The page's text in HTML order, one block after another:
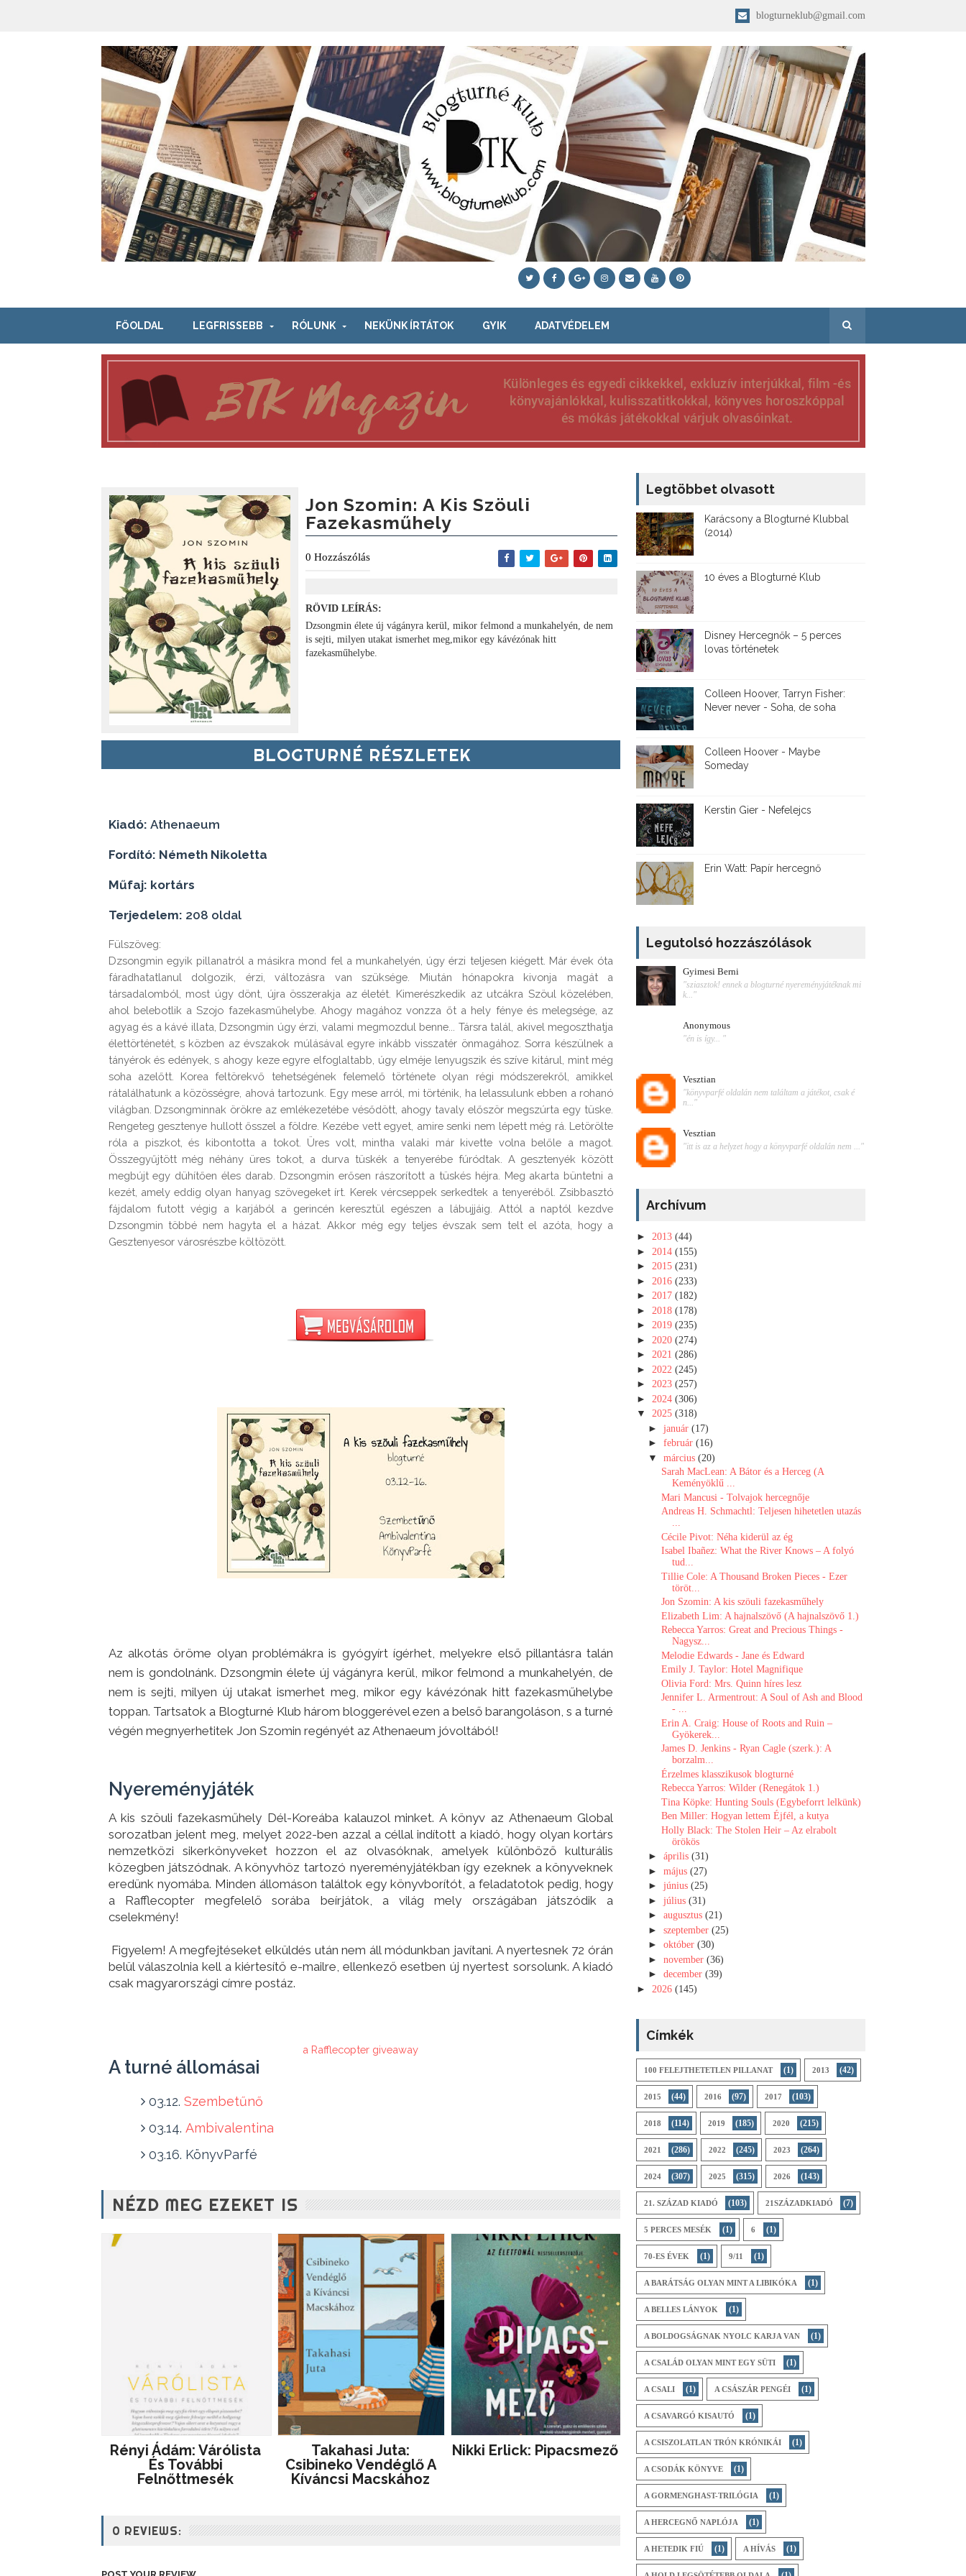
blogturneklub@gmail.com
FŐOLDAL LEGFRISSEBB RÓLUNK NEKÜNK ÍRTÁTOK GYIK ADATVÉDELEM
Jon Szomin: A Kis Szöuli
Fazekasműhely
0 Hozzászólás
RÖVID LEÍRÁS:
Dzsongmin élete új vágányra kerül, mikor felmond a munkahelyén, de nem
is sejti, milyen utakat ismerhet meg,mikor egy kávézónak hitt
fazekasműhelybe.
BLOGTURNÉ RÉSZLETEK
Kiadó: Athenaeum
Fordító: Németh Nikoletta
Műfaj: kortárs
Terjedelem: 208 oldal
Fülszöveg:
Dzsongmin egyik pillanatról a másikra mond fel a munkahelyén, úgy érzi teljesen kiégett. Már évek óta
fáradhatatlanul dolgozik, érzi, változásra van szüksége. Miután hónapokra kivonja magát a
társadalomból, most úgy dönt, újra összerakja az életét. Kimerészkedik az utcákra Szöul közelében,
ahol belebotlik a Szojo fazekasműhelybe. Ahogy magához vonzza őt a hely fénye és melegsége, az
agyag és a kávé illata, Dzsongmin úgy érzi, valami megmozdul benne... Társra talál, akivel megoszthatja
élettörténetét, s közben az évszakok múlásával egyre inkább visszatér önmagához. Sorra készülnek a
tányérok és edények, s ahogy keze egyre elfoglaltabb, úgy elméje lenyugszik és szíve kitárul, mint még
soha azelőtt. Korea feltörekvő tehetségének felemelő története olyan régi módszerekről, amikkel
rátalálhatunk a közösségre, ahová tartozunk. Egy mese arról, mi történik, ha lelassulunk ebben a rohanó
világban. Dzsongminnak örökre az emlékezetébe vésődött, ahogy tavaly először megszúrta egy tüske.
Rengeteg gesztenye hullott ősszel a földre. Kezébe vett egyet, amire senki nem lépett még rá. Letörölte
róla a piszkot, és kibontotta a tokot. Üres volt, mintha valaki már kivette volna belőle a magot.
Összegyűjtött még néhány üres tokot, a durva tüskék a tenyerébe fúródtak. A gesztenyék között
megbújt egy dühítően éles darab. Dzsongmin erősen rászorított a tüskés héjra. Meg akarta büntetni a
kezét, amely eddig olyan hanyag szövegeket írt. Kerek vércseppek serkedtek a tenyeréből. Zsibbasztó
fájdalom futott végig a karjából a gerincén keresztül egészen a lábujjáig. Attól a naptól kezdve
Dzsongmin többé nem hagyta el a házat. Akkor még egy teljes évszak sem telt el azóta, hogy a
Gesztenyesor városrészbe költözött.
Az alkotás öröme olyan problémákra is gyógyírt ígérhet, melyekre első pillantásra talán
nem is gondolnánk. Dzsongmin élete új vágányra kerül, mikor felmond a munkahelyén, de
nem is sejti, milyen új utakat ismerhet meg, mikor egy kávézónak hitt fazekasműhelybe
toppan. Tartsatok a Blogturné Klub három bloggerével ezen a belső barangoláson, s a turné
végén megnyerhetitek Jon Szomin regényét az Athenaeum jóvoltából!
Nyereményjáték
A kis szöuli fazekasműhely Dél-Koreába kalauzol minket. A könyv az Athenaeum Global
sorozatban jelent meg, melyet 2022-ben azzal a céllal indított a kiadó, hogy olyan kortárs
nemzetközi sikerkönyveket hozzon el az olvasóknak, amelyek különböző kulturális
közegben játszódnak. A könyvhöz tartozó nyereményjátékban így ezeknek a könyveknek
eredünk nyomába. Minden állomáson találtok egy könyvborítót, a feladatotok pedig, hogy
a Rafflecopter megfelelő sorába beírjátok, a világ mely országában játszódik a
cselekmény!
Figyelem! A megfejtéseket elküldés után nem áll módunkban javítani. A nyertesnek 72 órán
belül válaszolnia kell a kiértesítő e-mailre, ellenkező esetben új nyertest sorsolunk. A kiadó
csak magyarországi címre postáz.
a Rafflecopter giveaway
A turné állomásai
03.12. Szembetűnő
03.14. Ambivalentina
03.16. KönyvParfé
NÉZD MEG EZEKET IS
Rényi Ádám: Várólista
És További
Felnőttmesék
Takahasi Juta:
Csibineko Vendéglő A
Kíváncsi Macskához
Nikki Erlick: Pipacsmező
0 REVIEWS:
Legtöbbet olvasott
Karácsony a Blogturné Klubbal
(2014)
10 éves a Blogturné Klub
Disney ​Hercegnők – 5 perces
lovas történetek
Colleen Hoover, Tarryn Fisher:
Never never - Soha, de soha
Colleen Hoover - Maybe
Someday
Kerstin Gier - Nefelejcs
Erin Watt: Papír hercegnő
Legutolsó hozzászólások
Gyimesi Berni
"sziasztok! ennek a blogturné nyereményjátéknak mi
k..."
Anonymous
"én is így... "
Vesztian
"könyvparfé oldalán nem találtam a játékot, csak é
n..."
Vesztian
"itt is az a helyzet hogy a könyvparfé oldalán nem ..."
Archívum
► 2013 (44)
► 2014 (155)
► 2015 (231)
► 2016 (233)
► 2017 (182)
► 2018 (178)
► 2019 (235)
► 2020 (274)
► 2021 (286)
► 2022 (245)
► 2023 (257)
► 2024 (306)
▼ 2025 (318)
►január(17)
►február(16)
▼ március(20)
Sarah MacLean: A ​Bátor és a Herceg (A
Keményöklű ...
Mari Mancusi - Tolvajok hercegnője
Andreas H. Schmachtl: Teljesen ​hihetetlen utazás
...
Cécile Pivot: Néha kiderül az ég
Isabel Ibañez: What ​the River Knows – A folyó
tud...
Tillie Cole: A Thousand Broken Pieces - Ezer
töröt...
Jon Szomin: A kis szöuli fazekasműhely
Elizabeth Lim: A ​hajnalszövő (A hajnalszövő 1.)
Rebecca Yarros: Great and Precious Things -
Nagysz...
Melodie Edwards - Jane és Edward
Emily J. Taylor: Hotel Magnifique
Olivia Ford: Mrs. ​Quinn híres lesz
Jennifer L. Armentrout: A Soul of Ash and Blood
- ...
Erin A. Craig: House ​of Roots and Ruin –
Gyökerek...
James D. Jenkins - Ryan Cagle (szerk.): A ​
borzalm...
Érzelmes klasszikusok blogturné
Rebecca Yarros: Wilder (Renegátok 1.)
Tina Köpke: Hunting Souls (Egybeforrt lelkünk)
Ben Miller: Hogyan ​lettem Éjfél, a kutya
Holly Black: The Stolen Heir – Az elrabolt
örökös
►április(31)
►május(27)
►június(25)
►július(31)
►augusztus(21)
►szeptember(25)
►október(30)
►november(36)
►december(39)
► 2026 (145)
Címkék
100 FELEJTHETETLEN PILLANAT (1) 2013 (42)
2015 (44) 2016 (97) 2017 (103)
2018 (114) 2019 (185) 2020 (215)
2021 (286) 2022 (245) 2023 (264)
2024 (307) 2025 (315) 2026 (143)
21. SZÁZAD KIADÓ (103) 21SZÁZADKIADÓ (7)
5 PERCES MESÉK (1) 6 (1)
70-ES ÉVEK (1) 9/11 (1)
A BARÁTSÁG OLYAN MINT A LIBIKÓKA (1)
A BELLES LÁNYOK (1)
A BOLDOGSÁGNAK NYOLC KARJA VAN (1)
A CSALÁD OLYAN MINT EGY SÜTI (1)
A CSALI (1) A CSÁSZÁR PENGÉI (1)
A CSAVARGÓ KISAUTÓ (1)
A CSISZOLATLAN TRÓN KRÓNIKÁI (1)
A CSODÁK KÖNYVE (1)
A GORMENGHAST-TRILÓGIA (1)
A HERCEGNŐ NAPLÓJA (1)
A HETEDIK FIÚ (1) A HÍVÁS (1)